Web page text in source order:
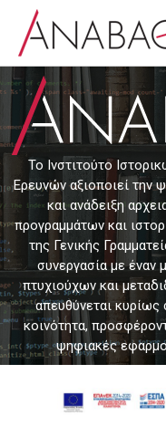
content
Το Ινστιτούτο
Ερευνών αξιοποιεί την
και ανάδειξη
προγραμμάτων και
της Γενικής
συνεργασία με έναν
πτυχιούχων και
απευθύνεται κυρίως
κοινότητα,
ψηφιακές